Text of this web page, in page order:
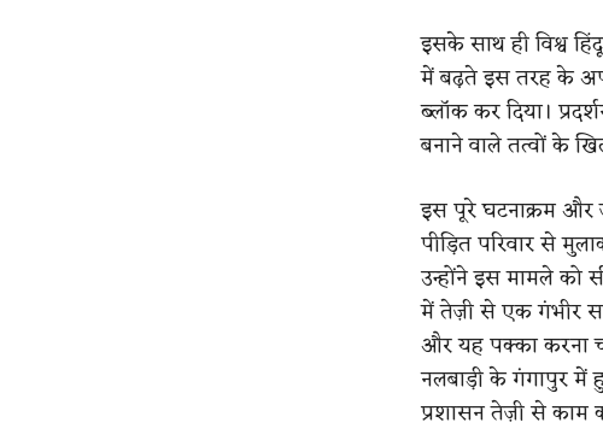
इसके साथ ही विश्व
में बढ़ते इस तरह के
ब्लॉक कर दिया।
बनाने वाले तत्वों के
इस पूरे घटनाक्रम
पीड़ित परिवार से
उन्होंने इस मामले को
में तेज़ी से एक गंभीर
और यह पक्का करना
नलबाड़ी के गंगापुर में
प्रशासन तेज़ी से काम